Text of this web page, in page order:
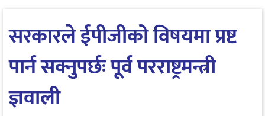
सरकारले ईपीजीको विषयमा प्रष्ट
पार्न सक्नुपर्छः पूर्व परराष्ट्रमन्त्री
ज्ञवाली